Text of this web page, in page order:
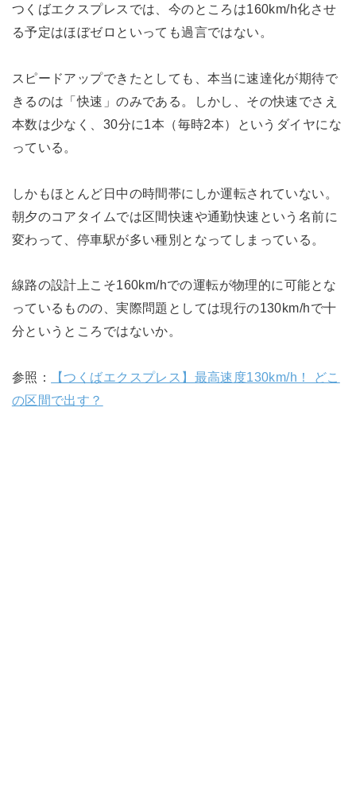
つくばエクスプレスでは、今のところは160km/h化させ
る予定はほぼゼロといっても過言ではない。
スピードアップできたとしても、本当に速達化が期待で
きるのは「快速」のみである。しかし、その快速でさえ
本数は少なく、30分に1本（毎時2本）というダイヤにな
っている。
しかもほとんど日中の時間帯にしか運転されていない。
朝夕のコアタイムでは区間快速や通勤快速という名前に
変わって、停車駅が多い種別となってしまっている。
線路の設計上こそ160km/hでの運転が物理的に可能とな
っているものの、実際問題としては現行の130km/hで十
分というところではないか。
参照：
【つくばエクスプレス】最高速度130km/h！ どこ
の区間で出す？